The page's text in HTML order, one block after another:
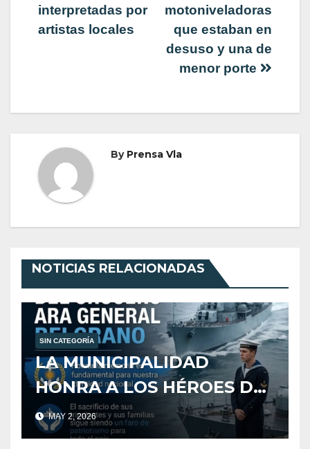
motoniveladoras
que estaban en
desuso y una de
menor porte
interpretadas por
artistas locales
By Prensa Vla
NOTICIAS RELACIONADAS
SIN CATEGORÍA
LA MUNICIPALIDAD
HONRA A LOS HÉROES DEL
CRUCERO ARA GENERAL
BELGRANO
MAY 2, 2026